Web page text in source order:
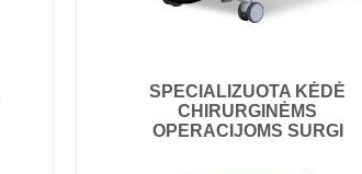
SPECIALIZUOTA KĖDĖ
CHIRURGINĖMS
OPERACIJOMS SURGI